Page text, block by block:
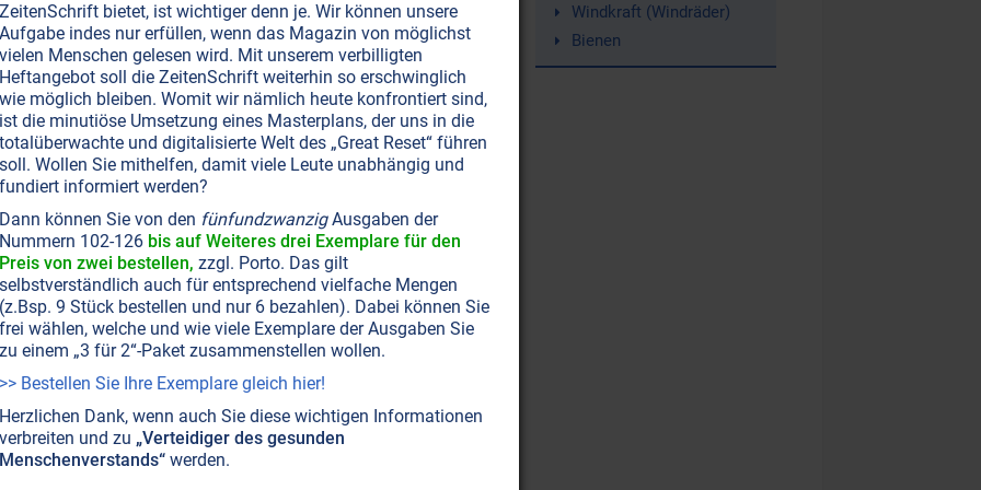
unsere eigenen vier Wände zu einer Oase des
VERFÜGBAR AUSGABE BESTELLEN
ARCHITEKTUR
seelenlosen Ferienorten: Impressionen von den Outer
VERFÜGBAR AUSGABE BESTELLEN
NR. 36, S.13
Harmonie in Stein
von Chartres zählt zu den wichtigsten Denkmälern
Windkraft (Windräder)
Bienen
ZeitenSchrift bietet, ist wichtiger denn je. Wir können unsere
Aufgabe indes nur erfüllen, wenn das Magazin von möglichst
vielen Menschen gelesen wird. Mit unserem verbilligten
Heftangebot soll die ZeitenSchrift weiterhin so erschwinglich
wie möglich bleiben. Womit wir nämlich heute konfrontiert sind,
ist die minutiöse Umsetzung eines Masterplans, der uns in die
totalüberwachte und digitalisierte Welt des „Great Reset“ führen
soll. Wollen Sie mithelfen, damit viele Leute unabhängig und
fundiert informiert werden?
Dann können Sie von den fünfundzwanzigAusgaben der
Nummern 102-126 bis auf Weiteres drei Exemplare für den
Preis von zwei bestellen, zzgl. Porto. Das gilt
selbstverständlich auch für entsprechend vielfache Mengen
(z.Bsp. 9 Stück bestellen und nur 6 bezahlen). Dabei können Sie
frei wählen, welche und wie viele Exemplare der Ausgaben Sie
zu einem „3 für 2“-Paket zusammenstellen wollen.
>> Bestellen Sie Ihre Exemplare gleich hier!
Herzlichen Dank, wenn auch Sie diese wichtigen Informationen
verbreiten und zu „Verteidiger des gesunden
Menschenverstands“werden.